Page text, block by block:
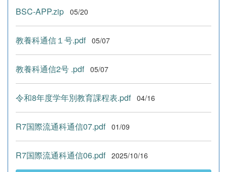
BSC-APP.zip 05/20
教養科通信１号.pdf 05/07
教養科通信2号 .pdf 05/07
令和8年度学年別教育課程表.pdf 04/16
R7国際流通科通信07.pdf 01/09
R7国際流通科通信06.pdf 2025/10/16